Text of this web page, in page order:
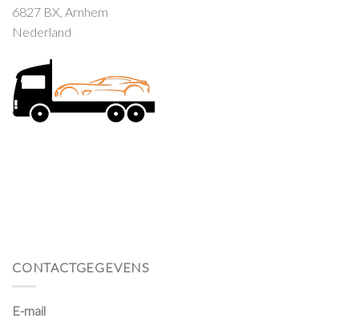
6827 BX, Arnhem
Nederland
CONTACTGEGEVENS
E-mail